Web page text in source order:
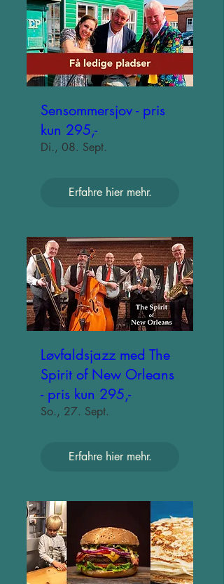
Sensommersjov - pris
kun 295,-
Di., 08. Sept.
Erfahre hier mehr.
Løvfaldsjazz med The
Spirit of New Orleans
- pris kun 295,-
So., 27. Sept.
Erfahre hier mehr.